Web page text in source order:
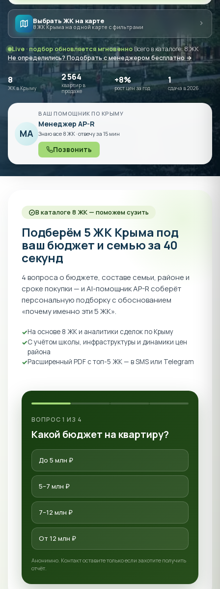
Выбрать ЖК на карте
8 ЖК Крыма на одной карте с фильтрами
Live · подбор обновляется мгновенно·Всего в каталоге: 8 ЖК·
Не определились? Подобрать с менеджером бесплатно →
8
ЖК в Крыму
2 564
квартир в
продаже
+8%
рост цен за год
1
сдача в 2026
МA
ВАШ ПОМОЩНИК ПО КРЫМУ
Менеджер AP-R
Знаю все 8 ЖК · отвечу за 15 мин
Позвонить
В каталоге 8 ЖК — поможем сузить
Подберём 5 ЖК Крыма под
ваш бюджет и семью за 40
секунд
4 вопроса о бюджете, составе семьи, районе и
сроке покупки — и AI-помощник AP-R соберёт
персональную подборку с обоснованием
«почему именно эти 5 ЖК».
На основе 8 ЖК и аналитики сделок по Крыму
С учётом школы, инфраструктуры и динамики цен
района
Расширенный PDF с топ-5 ЖК — в SMS или Telegram
ВОПРОС 1 ИЗ 4
Какой бюджет на квартиру?
До 5 млн ₽
5–7 млн ₽
7–12 млн ₽
От 12 млн ₽
Анонимно. Контакт оставите только если захотите получить
отчёт.